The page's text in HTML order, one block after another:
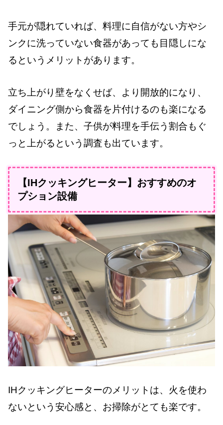
手元が隠れていれば、料理に自信がない方やシ
ンクに洗っていない食器があっても目隠しにな
るというメリットがあります。
立ち上がり壁をなくせば、より開放的になり、
ダイニング側から食器を片付けるのも楽になる
でしょう。また、子供が料理を手伝う割合もぐ
っと上がるという調査も出ています。
【IHクッキングヒーター】おすすめのオ
プション設備
IHクッキングヒーターのメリットは、火を使わ
ないという安心感と、お掃除がとても楽です。